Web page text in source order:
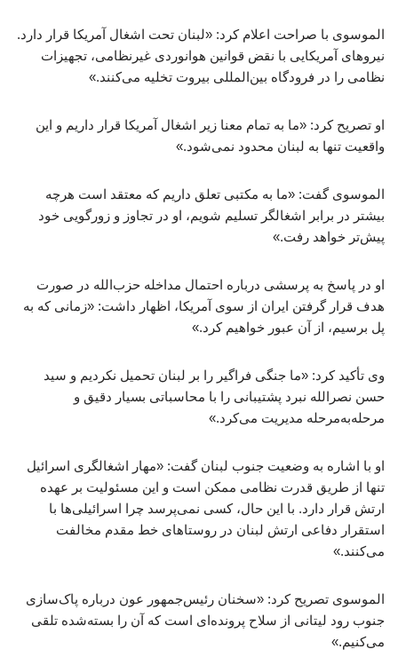
الموسوی با صراحت اعلام کرد: «لبنان تحت اشغال آمریکا قرار دارد.
نیروهای آمریکایی با نقض قوانین هوانوردی غیرنظامی، تجهیزات
نظامی را در فرودگاه بین‌المللی بیروت تخلیه می‌کنند.»
او تصریح کرد: «ما به تمام معنا زیر اشغال آمریکا قرار داریم و این
واقعیت تنها به لبنان محدود نمی‌شود.»
الموسوی گفت: «ما به مکتبی تعلق داریم که معتقد است هرچه
بیشتر در برابر اشغالگر تسلیم شویم، او در تجاوز و زورگویی خود
پیش‌تر خواهد رفت.»
او در پاسخ به پرسشی درباره احتمال مداخله حزب‌الله در صورت
هدف قرار گرفتن ایران از سوی آمریکا، اظهار داشت: «زمانی که به
پل برسیم، از آن عبور خواهیم کرد.»
وی تأکید کرد: «ما جنگی فراگیر را بر لبنان تحمیل نکردیم و سید
حسن نصرالله نبرد پشتیبانی را با محاسباتی بسیار دقیق و
مرحله‌به‌مرحله مدیریت می‌کرد.»
او با اشاره به وضعیت جنوب لبنان گفت: «مهار اشغالگری اسرائیل
تنها از طریق قدرت نظامی ممکن است و این مسئولیت بر عهده
ارتش قرار دارد. با این حال، کسی نمی‌پرسد چرا اسرائیلی‌ها با
استقرار دفاعی ارتش لبنان در روستاهای خط مقدم مخالفت
می‌کنند.»
الموسوی تصریح کرد: «سخنان رئیس‌جمهور عون درباره پاک‌سازی
جنوب رود لیتانی از سلاح پرونده‌ای است که آن را بسته‌شده تلقی
می‌کنیم.»